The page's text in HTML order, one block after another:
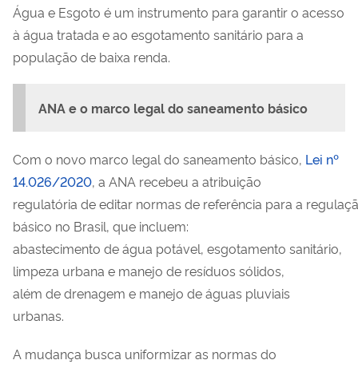
Água e Esgoto é um instrumento para garantir o acesso
à água tratada e ao esgotamento sanitário para a
população de baixa renda.
ANA e o marco legal do saneamento básico
Com o novo marco legal do saneamento básico, Lei nº
14.026/2020, a ANA recebeu a atribuição
regulatória de editar normas de referência para a
básico no Brasil, que incluem:
abastecimento de água potável, esgotamento sanitário,
limpeza urbana e manejo de resíduos sólidos,
além de drenagem e manejo de águas pluviais
urbanas.
A mudança busca uniformizar as normas do